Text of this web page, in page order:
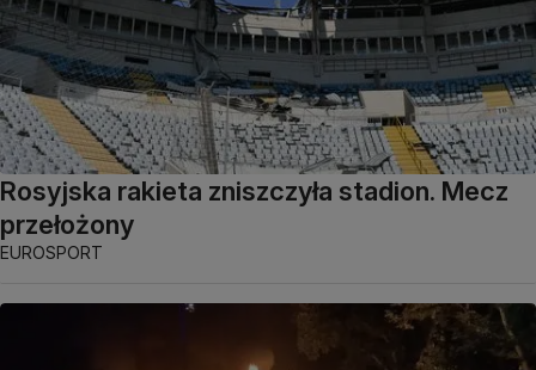
Rosyjska rakieta zniszczyła stadion. Mecz
przełożony
EUROSPORT